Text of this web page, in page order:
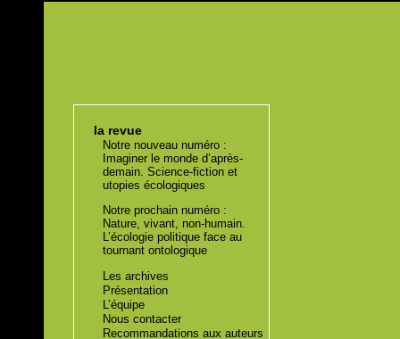
la revue
Notre nouveau numéro :
Imaginer le monde d’après-
demain. Science-fiction et
utopies écologiques
Notre prochain numéro :
Nature, vivant, non-humain.
L’écologie politique face au
tournant ontologique
Les archives
Présentation
L’équipe
Nous contacter
Recommandations aux auteurs